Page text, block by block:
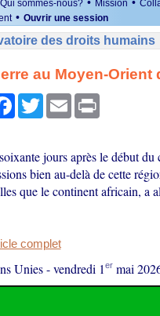
Qui sommes-nous? Mission
• Ouvrir une session
des droits humains
au Moyen-Orient
Facebook
TwitterEmail Print
jours après le début
bien au-delà de cette
que le continent africain, a
complet
Unies-vendredi 1 ermai